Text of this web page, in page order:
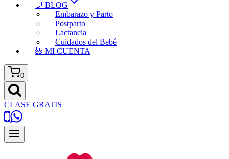
💬 BLOG
Embarazo y Parto
Postparto
Lactancia
Cuidados del Bebé
🌺 MI CUENTA
0
CLASE GRATIS